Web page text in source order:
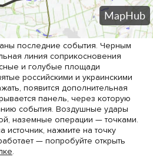
последние события. Черным
линия соприкосновения
и голубые площади
российскими и украинскими
появится дополнительная
панель, через которую
события. Воздушные удары
наземные операции — точками.
источник, нажмите на точку
— попробуйте открыть
.